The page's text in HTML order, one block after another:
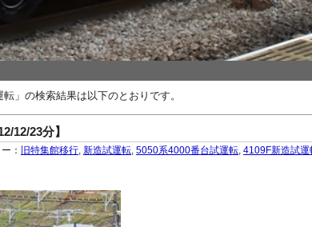
」の検索結果は以下のとおりです。
12/23分】
： 旧特集館移行 ,新造試運転 ,5050系4000番台試運転 ,4109F新造試運